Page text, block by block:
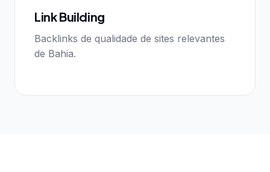
Link Building
Backlinks de qualidade de sites relevantes
de Bahia.